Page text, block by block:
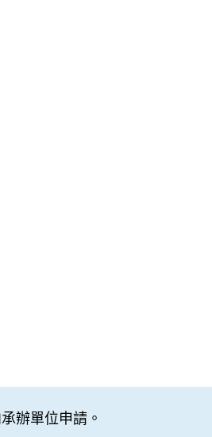
辦單位申請。